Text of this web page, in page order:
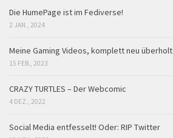
Die HumePage ist im Fediverse!
2 JAN., 2024
Meine Gaming Videos, komplett neu überholt
15 FEB., 2023
CRAZY TURTLES – Der Webcomic
4 DEZ., 2022
Social Media entfesselt! Oder: RIP Twitter